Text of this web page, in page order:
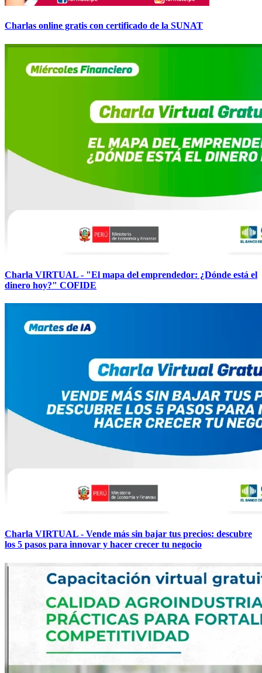
Charlas online gratis con certificado de la SUNAT
Charla VIRTUAL - "El mapa del emprendedor: ¿Dónde está el
dinero hoy?" COFIDE
Charla VIRTUAL - Vende más sin bajar tus precios: descubre
los 5 pasos para innovar y hacer crecer tu negocio